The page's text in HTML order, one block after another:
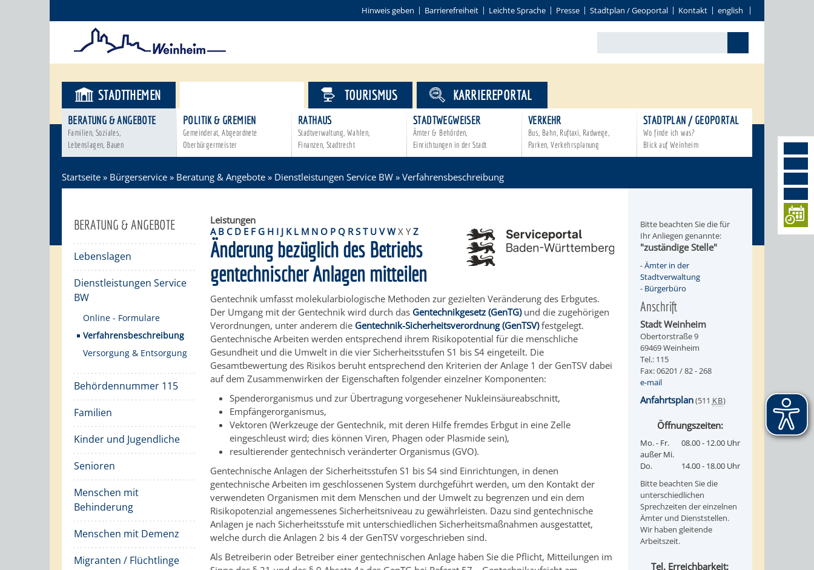
Hinweis geben Barrierefreiheit Leichte Sprache Presse Stadtplan / Geoportal Kontakt english
STADTTHEMEN
BERATUNG & ANGEBOTE
Familien, Soziales,
Lebenslagen, Bauen
POLITIK & GREMIEN
Gemeinderat, Abgeordnete
Oberbürgermeister
RATHAUS
Stadtverwaltung, Wahlen,
Finanzen, Stadtrecht
STADTWEGWEISER
Ämter & Behörden,
Einrichtungen in der Stadt
VERKEHR
Bus, Bahn, Ruftaxi, Radwege,
Parken, Verkehrsplanung
STADTPLAN / GEOPORTAL
Wo finde ich was?
Blick auf Weinheim
TOURISMUS KARRIEREPORTAL
Startseite » Bürgerservice » Beratung & Angebote » Dienstleistungen Service BW » Verfahrensbeschreibung
BERATUNG & ANGEBOTE
Lebenslagen
Dienstleistungen Service
BW
Online - Formulare
Verfahrensbeschreibung
Versorgung & Entsorgung
Behördennummer 115
Familien
Kinder und Jugendliche
Senioren
Menschen mit
Behinderung
Menschen mit Demenz
Migranten / Flüchtlinge
Leistungen
A B C D E F G H I J K L M N O P Q R S T U V W X Y Z
Änderung bezüglich des Betriebs
gentechnischer Anlagen mitteilen
Gentechnik umfasst molekularbiologische Methoden zur gezielten Veränderung des Erbgutes.
Der Umgang mit der Gentechnik wird durch das Gentechnikgesetz (GenTG)und die zugehörigen
Verordnungen, unter anderem die Gentechnik-Sicherheitsverordnung (GenTSV)festgelegt.
Gentechnische Arbeiten werden entsprechend ihrem Risikopotential für die menschliche
Gesundheit und die Umwelt in die vier Sicherheitsstufen S1 bis S4 eingeteilt. Die
Gesamtbewertung des Risikos beruht entsprechend den Kriterien der Anlage 1 der GenTSV dabei
auf dem Zusammenwirken der Eigenschaften folgender einzelner Komponenten:
Spenderorganismus und zur Übertragung vorgesehener Nukleinsäureabschnitt,
Empfängerorganismus,
Vektoren (Werkzeuge der Gentechnik, mit deren Hilfe fremdes Erbgut in eine Zelle
eingeschleust wird; dies können Viren, Phagen oder Plasmide sein),
resultierender gentechnisch veränderter Organismus (GVO).
Gentechnische Anlagen der Sicherheitsstufen S1 bis S4 sind Einrichtungen, in denen
gentechnische Arbeiten im geschlossenen System durchgeführt werden, um den Kontakt der
verwendeten Organismen mit dem Menschen und der Umwelt zu begrenzen und ein dem
Risikopotenzial angemessenes Sicherheitsniveau zu gewährleisten. Dazu sind gentechnische
Anlagen je nach Sicherheitsstufe mit unterschiedlichen Sicherheitsmaßnahmen ausgestattet,
welche durch die Anlagen 2 bis 4 der GenTSV vorgeschrieben sind.
Als Betreiberin oder Betreiber einer gentechnischen Anlage haben Sie die Pflicht, Mitteilungen im
Bitte beachten Sie die für
Ihr Anliegen genannte:
"zuständige Stelle"
-Ämter in der
Stadtverwaltung
- Bürgerbüro
Anschrift
Stadt Weinheim
Obertorstraße 9
69469 Weinheim
Tel.: 115
Fax: 06201 / 82 - 268
e-mail
Anfahrtsplan(511 KB)
Öffnungszeiten:
Mo. - Fr.
außer Mi.
08.00 - 12.00 Uhr
Do.
14.00 - 18.00 Uhr
Bitte beachten Sie die
unterschiedlichen
Sprechzeiten der einzelnen
Ämter und Dienststellen.
Wir haben gleitende
Arbeitszeit.
Tel. Erreichbarkeit: